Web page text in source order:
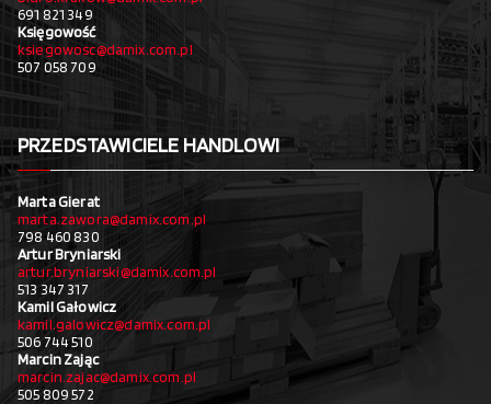
691 821 349
Księgowość
ksiegowosc@damix.com.pl
507 058 709
PRZEDSTAWICIELE HANDLOWI
Marta Gierat
marta.zawora@damix.com.pl
798 460 830
Artur Bryniarski
artur.bryniarski@damix.com.pl
513 347 317
Kamil Gałowicz
kamil.galowicz@damix.com.pl
506 744 510
Marcin Zając
marcin.zajac@damix.com.pl
505 809 572